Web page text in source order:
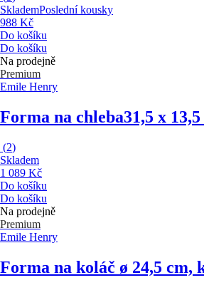
SklademPoslední kousky
988 Kč
Do košíku
Do košíku
Na prodejně
Premium
Emile Henry
Forma na chleba31,5 x
(2)
Skladem
1 089 Kč
Do košíku
Do košíku
Na prodejně
Premium
Emile Henry
Forma na koláč ø 24,5 cm,